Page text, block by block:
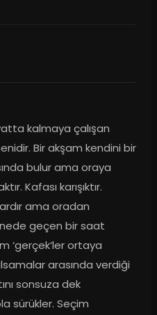
kalmaya çalışan
Bir akşam kendini bir
bulur ama oraya
Kafası karışıktır.
ama oradan
geçen bir saat
‘gerçek’ler ortaya
arasında verdiği
sonsuza dek
sürükler. Seçim